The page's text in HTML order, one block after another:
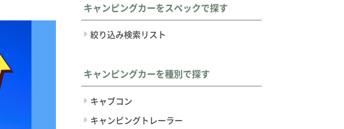
キャンピングカーをスペックで探す
絞り込み検索リスト
キャンピングカーを種別で探す
キャブコン
キャンピングトレーラー